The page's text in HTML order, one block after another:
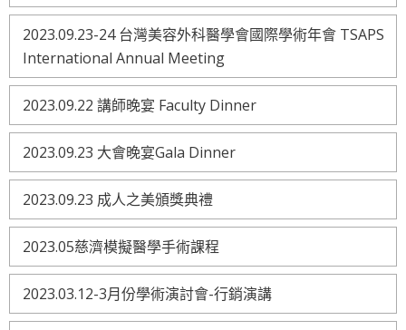
2023.09.23-24 台灣美容外科醫學會國際學術年會 TSAPS
International Annual Meeting
2023.09.22 講師晚宴 Faculty Dinner
2023.09.23 大會晚宴Gala Dinner
2023.09.23 成人之美頒獎典禮
2023.05慈濟模擬醫學手術課程
2023.03.12-3月份學術演討會-行銷演講